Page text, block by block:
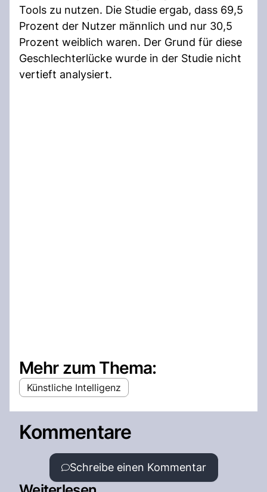
Tools zu nutzen. Die Studie ergab, dass 69,5
Prozent der Nutzer männlich und nur 30,5
Prozent weiblich waren. Der Grund für diese
Geschlechterlücke wurde in der Studie nicht
vertieft analysiert.
Mehr zum Thema:
Künstliche Intelligenz
Kommentare
Schreibe einen Kommentar